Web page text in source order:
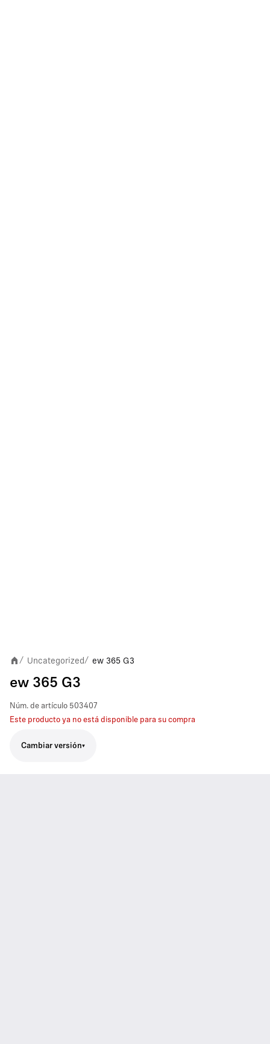
/ Uncategorized / ew 365 G3
ew 365 G3
Núm. de artículo 503407
Este producto ya no está disponible para su compra
Cambiar versión